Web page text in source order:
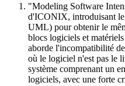
"Modeling Software
d'ICONIX, introduisant
UML) pour obtenir le
blocs logiciels et
aborde l'incompatibilité
où le logiciel n'est pas le
système comprenant un
logiciels, avec une forte